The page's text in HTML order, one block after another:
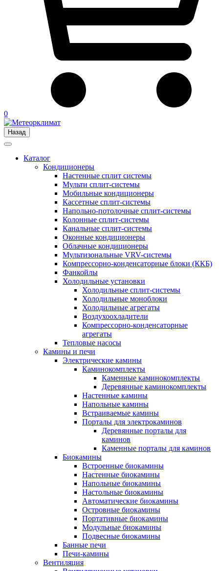
0
Назад
Каталог
Кондиционеры
Настенные сплит системы
Мульти сплит-системы
Мобильные кондиционеры
Кассетные сплит-системы
Напольно-потолочные сплит-системы
Колонные сплит-системы
Канальные сплит-системы
Оконные кондиционеры
Облачные кондиционеры
Мультизональные VRV-системы
Компрессорно-конденсаторные блоки (ККБ)
Фанкойлы
Холодильные установки
Холодильные сплит-системы
Холодильные моноблоки
Холодильные агрегаты
Воздухоохладители
Компрессорно-конденсаторные
агрегаты
Тепловые насосы
Камины и печи
Электрические камины
Каминокомплекты
Каменные каминокомплекты
Деревянные каминокомплекты
Настенные камины
Напольные камины
Встраиваемые камины
Порталы для электрокаминов
Деревянные порталы для
каминов
Каменные порталы для каминов
Биокамины
Встроенные биокамины
Настенные биокамины
Напольные биокамины
Настольные биокамины
Автоматические биокамины
Островные биокамины
Портативные биокамины
Модульные биокамины
Подвесные биокамины
Банные печи
Печи-камины
Вентиляция